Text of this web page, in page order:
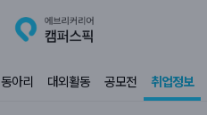
동아리 대외활동 공모전 취업정보